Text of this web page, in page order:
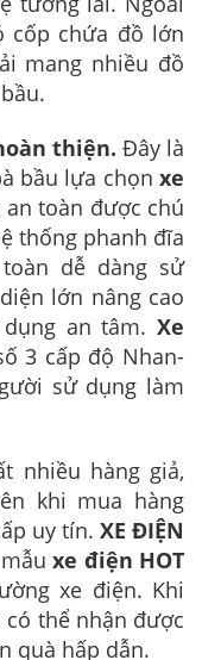
cốp chứa đồ lớn
mang nhiều đồ
thiện. Đây là
bầu lựa chọn xe
toàn được chú
thống phanh đĩa
dễ dàng sử
lớn nâng cao
an tâm. Xe
3 cấp độ Nhan-
sử dụng làm
nhiều hàng giả,
khi mua hàng
uy tín. XE ĐIỆN
mẫuxe điện HOT
xe điện. Khi
có thể nhận được
quà hấp dẫn.